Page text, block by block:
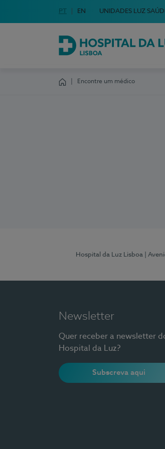
Escolha o seu idioma
Idioma em Português
PT English Language
EN UNIDADES LUZ
Hospital da Luz Lisboa
Encontre um médico
Hospital da Luz Lisboa |
Newsletter
Quer receber a newsletter
Hospital da Luz?
Subscreva aqui